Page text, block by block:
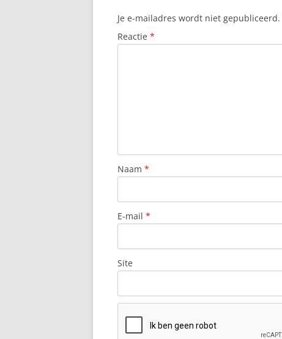
Je e-mailadres wordt niet gepubliceerd.
Reactie *
Naam *
E-mail *
Site